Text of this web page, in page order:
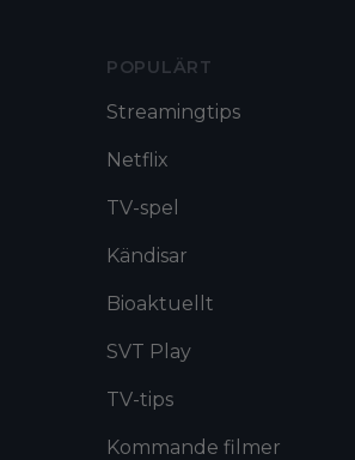
POPULÄRT
Streamingtips
Netflix
TV-spel
Kändisar
Bioaktuellt
SVT Play
TV-tips
Kommande filmer